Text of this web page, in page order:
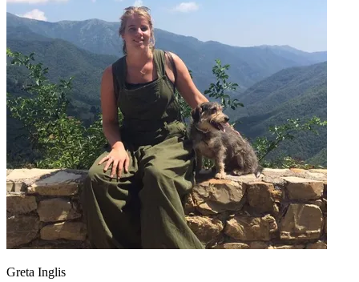
Greta Inglis